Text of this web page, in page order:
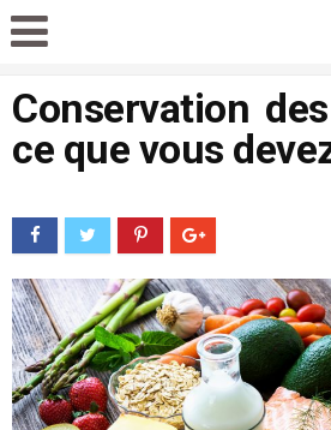
Conservation
ce que vous